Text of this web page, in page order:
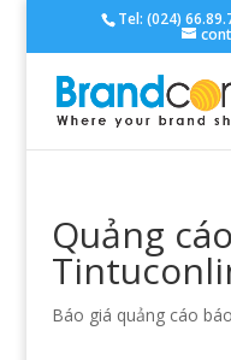
Tel: (024)
Quảng
Báo giá quảng cáo